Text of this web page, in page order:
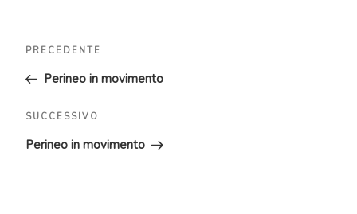
Articolo
precedente:
PRECEDENTE
Perineo in movimento
Articolo
successivo
SUCCESSIVO
Perineo in movimento